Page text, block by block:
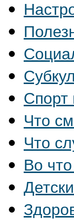
Спорт
Что
Что
Во